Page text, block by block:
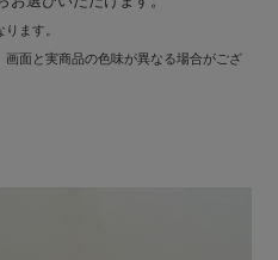
ます。
面と実商品の色味が異なる場合がござ